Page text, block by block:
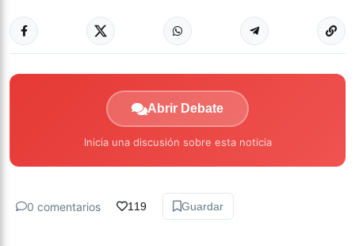
Abrir Debate
Inicia una discusión sobre esta noticia
0 comentarios 119 Guardar